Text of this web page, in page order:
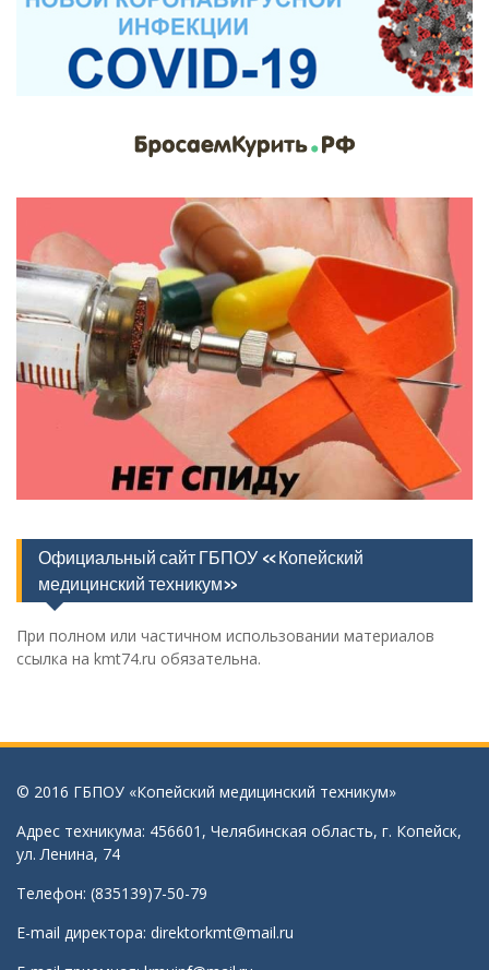
Официальный сайт ГБПОУ «Копейский
медицинский техникум»
При полном или частичном использовании материалов
ссылка на kmt74.ru обязательна.
© 2016 ГБПОУ «Копейский медицинский техникум»
Адрес техникума: 456601, Челябинская область, г. Копейск,
ул. Ленина, 74
Телефон: (835139)7-50-79
E-mail директора: direktorkmt@mail.ru